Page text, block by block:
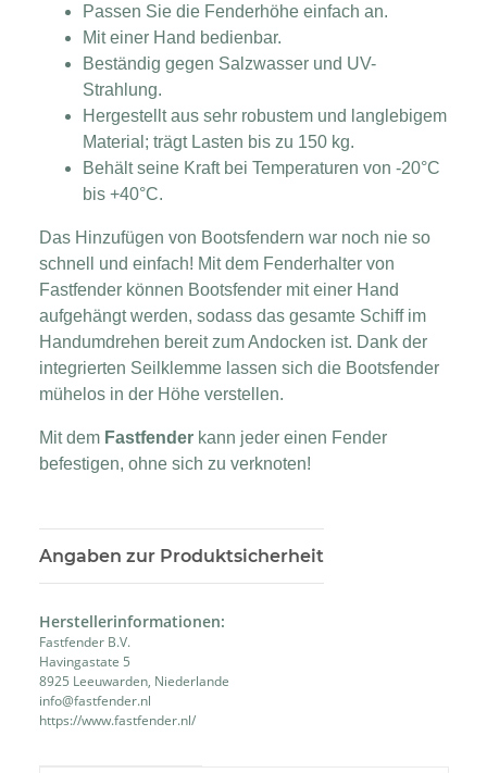
Passen Sie die Fenderhöhe einfach an.
Mit einer Hand bedienbar.
Beständig gegen Salzwasser und UV-
Strahlung.
Hergestellt aus sehr robustem und langlebigem
Material; trägt Lasten bis zu 150 kg.
Behält seine Kraft bei Temperaturen von -20°C
bis +40°C.
Das Hinzufügen von Bootsfendern war noch nie so
schnell und einfach! Mit dem Fenderhalter von
Fastfender können Bootsfender mit einer Hand
aufgehängt werden, sodass das gesamte Schiff im
Handumdrehen bereit zum Andocken ist. Dank der
integrierten Seilklemme lassen sich die Bootsfender
mühelos in der Höhe verstellen.
Mit dem Fastfender kann jeder einen Fender
befestigen, ohne sich zu verknoten!
Angaben zur Produktsicherheit
Herstellerinformationen:
Fastfender B.V.
Havingastate 5
8925 Leeuwarden, Niederlande
info@fastfender.nl
https://www.fastfender.nl/